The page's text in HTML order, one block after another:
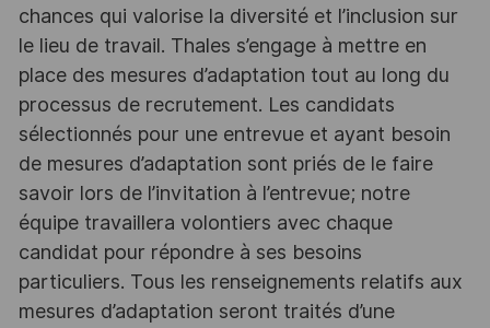
chances qui valorise la diversité et l’inclusion sur
le lieu de travail. Thales s’engage à mettre en
place des mesures d’adaptation tout au long du
processus de recrutement. Les candidats
sélectionnés pour une entrevue et ayant besoin
de mesures d’adaptation sont priés de le faire
savoir lors de l’invitation à l’entrevue; notre
équipe travaillera volontiers avec chaque
candidat pour répondre à ses besoins
particuliers. Tous les renseignements relatifs aux
mesures d’adaptation seront traités d’une